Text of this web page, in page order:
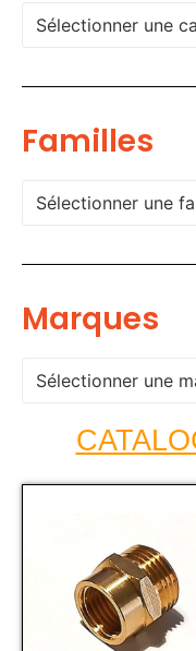
Sélectionner une
Familles
Sélectionner une
Marques
Sélectionner une